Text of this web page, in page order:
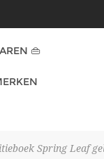
👜
Spring Leaf